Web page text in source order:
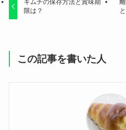
キムチの保存方法と賞味期
限は？
この記事を書いた人